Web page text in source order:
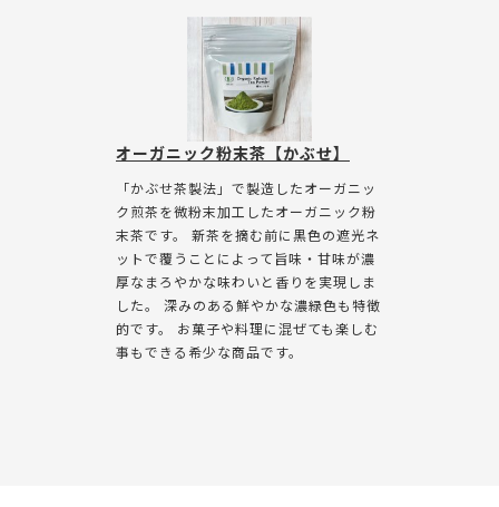
オーガニック粉末茶【かぶせ】
「かぶせ茶製法」で製造したオーガニッ
ク煎茶を微粉末加工したオーガニック粉
末茶です。 新茶を摘む前に黒色の遮光ネ
ットで覆うことによって旨味・甘味が濃
厚なまろやかな味わいと香りを実現しま
した。 深みのある鮮やかな濃緑色も特徴
的です。 お菓子や料理に混ぜても楽しむ
事もできる希少な商品です。